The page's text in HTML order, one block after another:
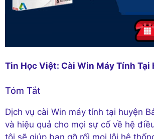
Tin Học Việt: Cài Win Máy Tính Tại
Tóm Tắt
Dịch vụ cài Win máy tính tại huyện
và hiệu quả cho mọi sự cố về hệ
tôi sẽ giúp bạn gỡ rối mọi lỗi hệ